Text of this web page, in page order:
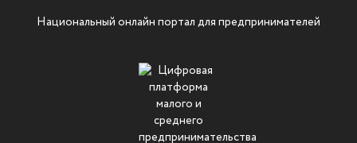
Национальный онлайн портал для предпринимателей